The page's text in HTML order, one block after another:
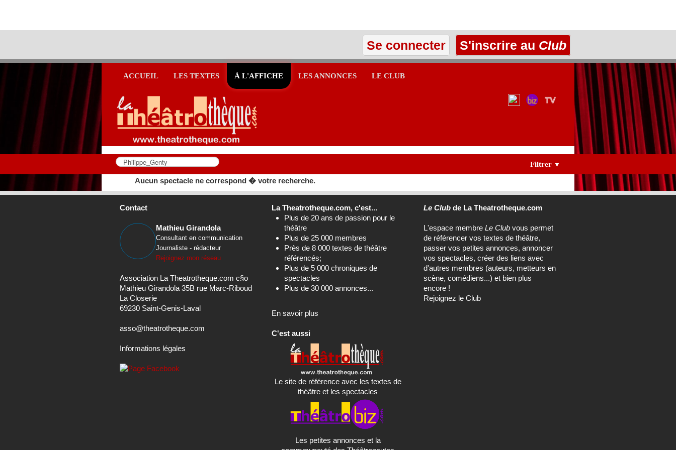
Se connecter S'inscrire au Club
ACCUEIL LES TEXTES À L'AFFICHE LES ANNONCES LE CLUB
Filtrer ▼
Aucun spectacle ne correspond � votre recherche.
Contact
Mathieu Girandola
Consultant en communication
Journaliste - rédacteur
Rejoignez mon réseau
Association La Theatrotheque.com c§o
Mathieu Girandola 35B rue Marc-Riboud
La Closerie
69230 Saint-Genis-Laval
asso@theatrotheque.com
Informations légales
La Theatrotheque.com, c'est...
Plus de 20 ans de passion pour le
théâtre
Plus de 25 000 membres
Près de 8 000 textes de théâtre
référencés;
Plus de 5 000 chroniques de
spectacles
Plus de 30 000 annonces...
En savoir plus
C'est aussi
Le site de référence avec les textes de
théâtre et les spectacles
Les petites annonces et la
Le Club de La Theatrotheque.com
L'espace membreLe Club vous permet
de référencer vos textes de théâtre,
passer vos petites annonces, annoncer
vos spectacles, créer des liens avec
d'autres membres (auteurs, metteurs en
scène, comédiens...) et bien plus
encore !
Rejoignez le Club